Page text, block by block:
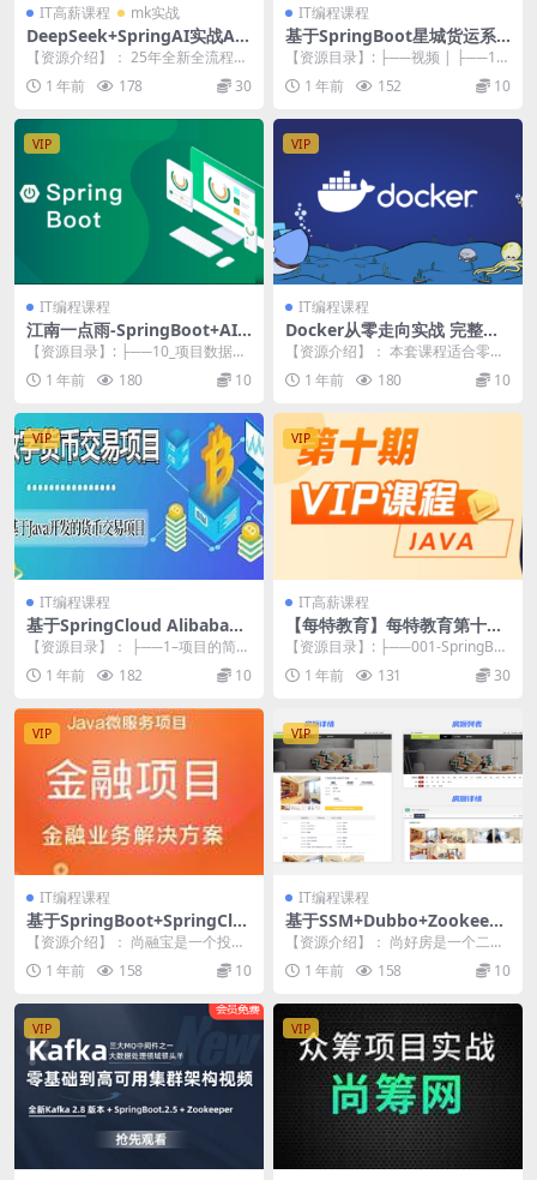
IT高薪课程 mk实战
DeepSeek+SpringAI实战AI
家庭医生应用
【资源介绍】： 25年全新全流程带
你从0快速上手DeepSeek大模型应
用开发，...
1 年前 178 30
IT编程课程
基于SpringBoot星城货运系
统（核心为权限管理系统）资
【资源目录】: ├──视频 | ├──1-
项目需求分析.mp4 3.59M | ...
1 年前 152 10
VIP
IT编程课程
江南一点雨-SpringBoot+AI
项目实战
【资源目录】: ├──10_项目数据库
设计.mp4 51.48M ├──11_数...
1 年前 180 10
VIP
IT编程课程
Docker从零走向实战 完整资
料
【资源介绍】： 本套课程适合零基
础、技术提升乃至所有编程语言开
发者；课程对应包含...
1 年前 180 10
VIP
IT编程课程
基于SpringCloud Alibaba微
服务实战开发《数字货币交易
平台》资料完整
【资源目录】： ├──1–项目的简介
| ├──1-项目的简介.mp4 83.1...
1 年前 182 10
VIP
IT高薪课程
【每特教育】每特教育第十期
VIP课
【资源目录】: ├──001-SpringBoo
t源码解读-SpringBoot...
1 年前 131 30
VIP
IT编程课程
基于SpringBoot+SpringClo
ud微服务架构《金融理财系
【资源介绍】： 尚融宝是一个投资
理财类系统，作为全栈项目涉及的
知识涵盖：前端、后...
1 年前 158 10
VIP
IT编程课程
基于SSM+Dubbo+Zookeepe
r架构实战 《尚好房》二手房
管理平台项目（工具、资料、
视频）完整
【资源介绍】： 尚好房是一个二手
房管理服务平台，开放优质资源和
线上能力，聚合线上...
1 年前 158 10
VIP VIP